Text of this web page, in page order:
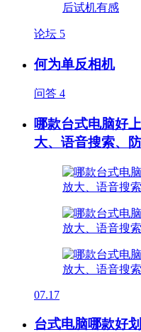
论坛 5
何为单反相机
问答 4
哪款台式电脑好
大、语音搜索、
07.17
台式电脑哪款好